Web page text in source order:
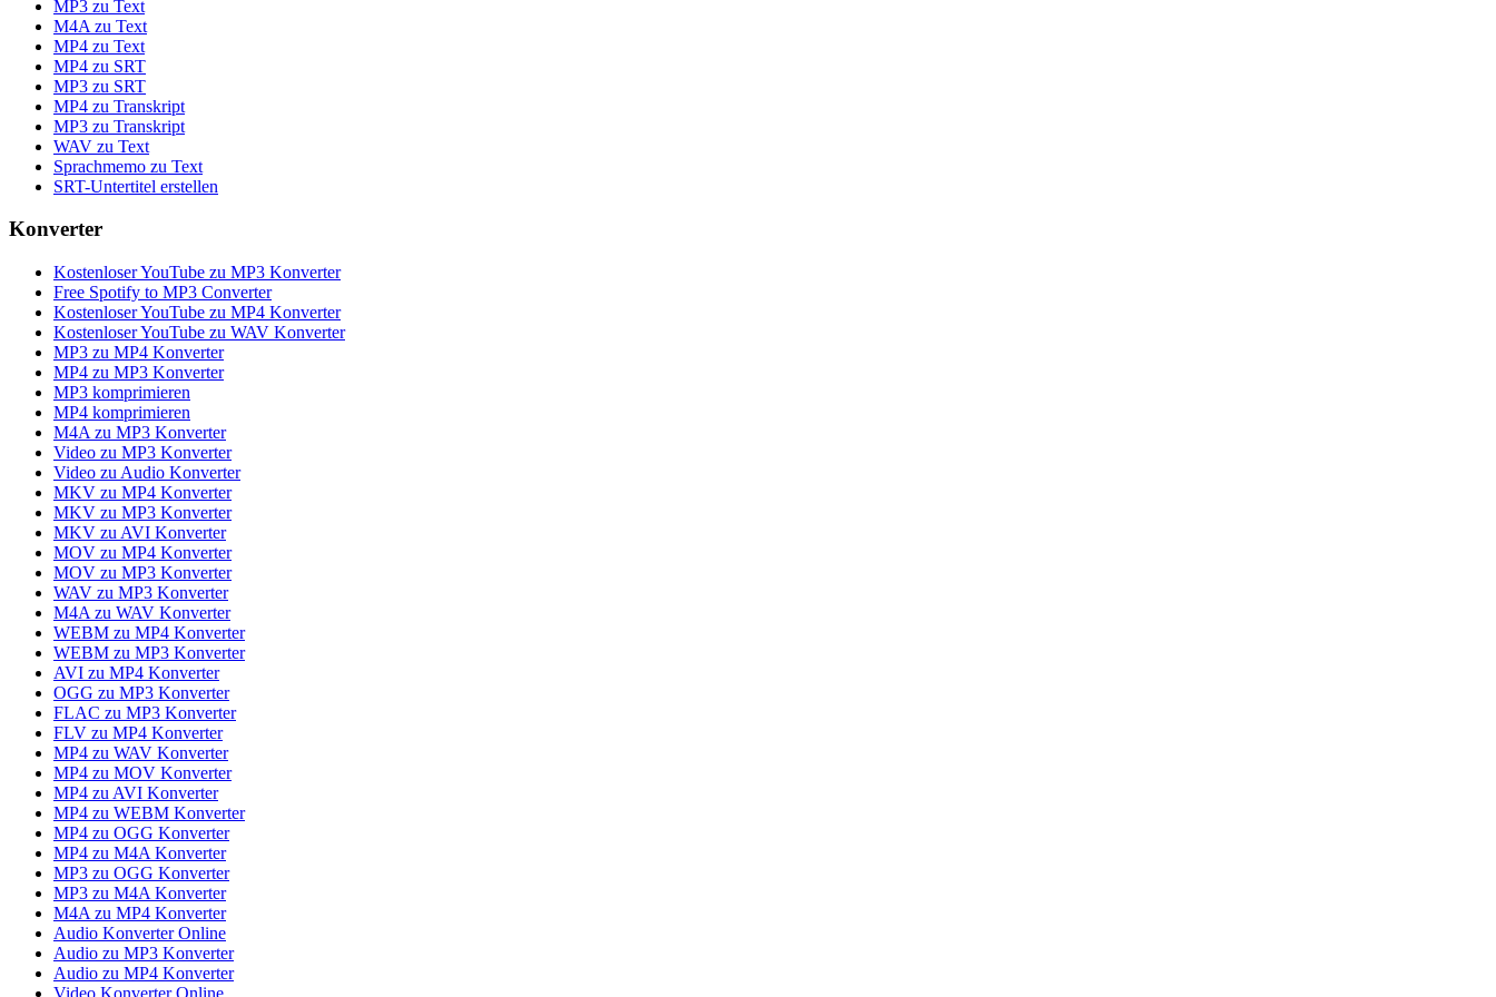
MP3 zu Text
M4A zu Text
MP4 zu Text
MP4 zu SRT
MP3 zu SRT
MP4 zu Transkript
MP3 zu Transkript
WAV zu Text
Sprachmemo zu Text
SRT-Untertitel erstellen
Konverter
Kostenloser YouTube zu MP3 Konverter
Free Spotify to MP3 Converter
Kostenloser YouTube zu MP4 Konverter
Kostenloser YouTube zu WAV Konverter
MP3 zu MP4 Konverter
MP4 zu MP3 Konverter
MP3 komprimieren
MP4 komprimieren
M4A zu MP3 Konverter
Video zu MP3 Konverter
Video zu Audio Konverter
MKV zu MP4 Konverter
MKV zu MP3 Konverter
MKV zu AVI Konverter
MOV zu MP4 Konverter
MOV zu MP3 Konverter
WAV zu MP3 Konverter
M4A zu WAV Konverter
WEBM zu MP4 Konverter
WEBM zu MP3 Konverter
AVI zu MP4 Konverter
OGG zu MP3 Konverter
FLAC zu MP3 Konverter
FLV zu MP4 Konverter
MP4 zu WAV Konverter
MP4 zu MOV Konverter
MP4 zu AVI Konverter
MP4 zu WEBM Konverter
MP4 zu OGG Konverter
MP4 zu M4A Konverter
MP3 zu OGG Konverter
MP3 zu M4A Konverter
M4A zu MP4 Konverter
Audio Konverter Online
Audio zu MP3 Konverter
Audio zu MP4 Konverter
Video Konverter Online